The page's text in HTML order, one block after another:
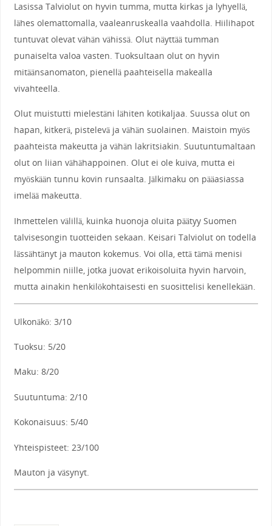
Lasissa Talviolut on hyvin tumma, mutta kirkas ja lyhyellä,
lähes olemattomalla, vaaleanruskealla vaahdolla. Hiilihapot
tuntuvat olevat vähän vähissä. Olut näyttää tumman
punaiselta valoa vasten. Tuoksultaan olut on hyvin
mitäänsanomaton, pienellä paahteisella makealla
vivahteella.
Olut muistutti mielestäni lähiten kotikaljaa. Suussa olut on
hapan, kitkerä, pistelevä ja vähän suolainen. Maistoin myös
paahteista makeutta ja vähän lakritsiakin. Suutuntumaltaan
olut on liian vähähappoinen. Olut ei ole kuiva, mutta ei
myöskään tunnu kovin runsaalta. Jälkimaku on pääasiassa
imelää makeutta.
Ihmettelen välillä, kuinka huonoja oluita päätyy Suomen
talvisesongin tuotteiden sekaan. Keisari Talviolut on todella
lässähtänyt ja mauton kokemus. Voi olla, että tämä menisi
helpommin niille, jotka juovat erikoisoluita hyvin harvoin,
mutta ainakin henkilökohtaisesti en suosittelisi kenellekään.
Ulkonäkö: 3/10
Tuoksu: 5/20
Maku: 8/20
Suutuntuma: 2/10
Kokonaisuus: 5/40
Yhteispisteet: 23/100
Mauton ja väsynyt.